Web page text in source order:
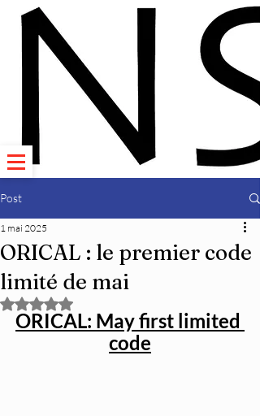
Post
ORICAL : le premier code
limité de mai
1 mai 2025
Noté NaN étoiles sur 5.
ORICAL: May first limited
code